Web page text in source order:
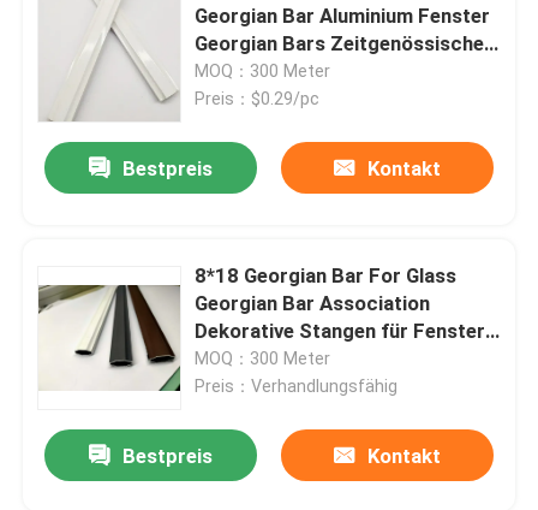
Butyl-Abstandshalter
Georgische Stange Windows
Butyl-Dichtungsband
Korkunterlage
Molekularsiebtrockenmittel
Georgian Bar Aluminium Fenster
Georgian Bars Zeitgenössischer
Stil
MOQ：300 Meter
Preis：$0.29/pc
Bestpreis Kontakt
8*18 Georgian Bar For Glass
Georgian Bar Association
Dekorative Stangen für Fenster
in versiegelter Einheit
MOQ：300 Meter
Preis：Verhandlungsfähig
Bestpreis Kontakt